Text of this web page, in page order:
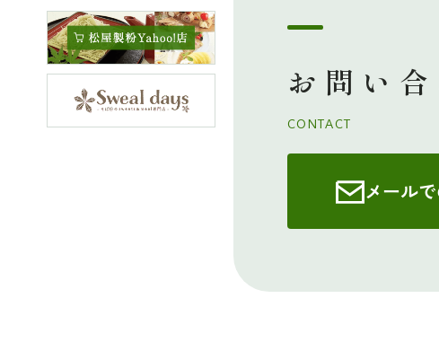
お問い
CONTACT
メール